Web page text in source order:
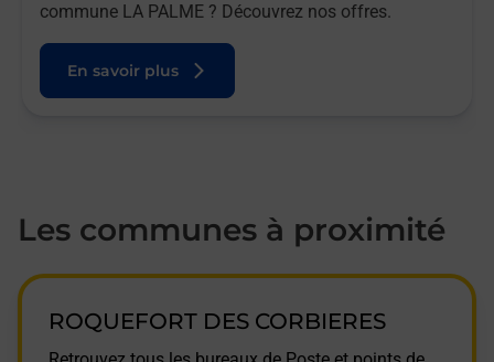
commune LA PALME ? Découvrez nos offres.
En savoir plus
Les communes à proximité
ROQUEFORT DES CORBIERES